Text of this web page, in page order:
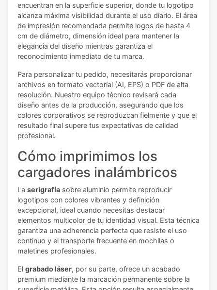
encuentran en la superficie superior, donde tu logotipo
alcanza máxima visibilidad durante el uso diario. El área
de impresión recomendada permite logos de hasta 4
cm de diámetro, dimensión ideal para mantener la
elegancia del diseño mientras garantiza el
reconocimiento inmediato de tu marca.
Para personalizar tu pedido, necesitarás proporcionar
archivos en formato vectorial (AI, EPS) o PDF de alta
resolución. Nuestro equipo técnico revisará cada
diseño antes de la producción, asegurando que los
colores corporativos se reproduzcan fielmente y que el
resultado final supere tus expectativas de calidad
profesional.
Cómo imprimimos los
cargadores inalámbricos
La serigrafía sobre aluminio permite reproducir
logotipos con colores vibrantes y definición
excepcional, ideal cuando necesitas destacar
elementos multicolor de tu identidad visual. Esta técnica
garantiza una adherencia perfecta que resiste el uso
continuo y el transporte frecuente en mochilas o
maletines profesionales.
El grabado láser, por su parte, ofrece un acabado
premium mediante la marcación permanente sobre la